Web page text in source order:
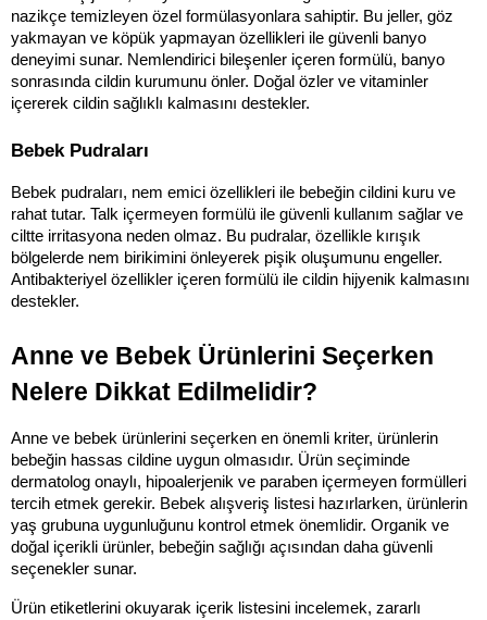
nazikçe temizleyen özel formülasyonlara sahiptir. Bu jeller, göz
yakmayan ve köpük yapmayan özellikleri ile güvenli banyo
deneyimi sunar. Nemlendirici bileşenler içeren formülü, banyo
sonrasında cildin kurumunu önler. Doğal özler ve vitaminler
içererek cildin sağlıklı kalmasını destekler.
Bebek Pudraları
Bebek pudraları, nem emici özellikleri ile bebeğin cildini kuru ve
rahat tutar. Talk içermeyen formülü ile güvenli kullanım sağlar ve
ciltte irritasyona neden olmaz. Bu pudralar, özellikle kırışık
bölgelerde nem birikimini önleyerek pişik oluşumunu engeller.
Antibakteriyel özellikler içeren formülü ile cildin hijyenik kalmasını
destekler.
Anne ve Bebek Ürünlerini Seçerken
Nelere Dikkat Edilmelidir?
Anne ve bebek ürünlerini seçerken en önemli kriter, ürünlerin
bebeğin hassas cildine uygun olmasıdır. Ürün seçiminde
dermatolog onaylı, hipoalerjenik ve paraben içermeyen formülleri
tercih etmek gerekir. Bebek alışveriş listesi hazırlarken, ürünlerin
yaş grubuna uygunluğunu kontrol etmek önemlidir. Organik ve
doğal içerikli ürünler, bebeğin sağlığı açısından daha güvenli
seçenekler sunar.
Ürün etiketlerini okuyarak içerik listesini incelemek, zararlı